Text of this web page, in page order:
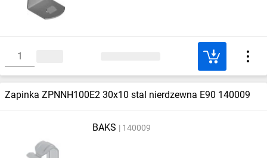
Zapinka ZPNNH100E2 30x10 stal nierdzewna E90 140009
BAKS 140009